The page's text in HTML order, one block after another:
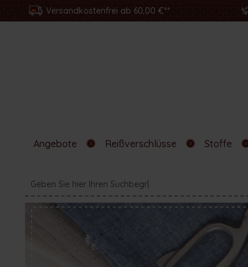
Versandkostenfrei ab 60,00 €**
Angebote Reißverschlüsse Stoffe